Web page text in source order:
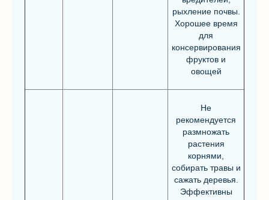
рыхление почвы.
Хорошее время
для
консервирования
фруктов и
овощей
Не
рекомендуется
размножать
растения
корнями,
собирать травы и
сажать деревья.
Эффективны